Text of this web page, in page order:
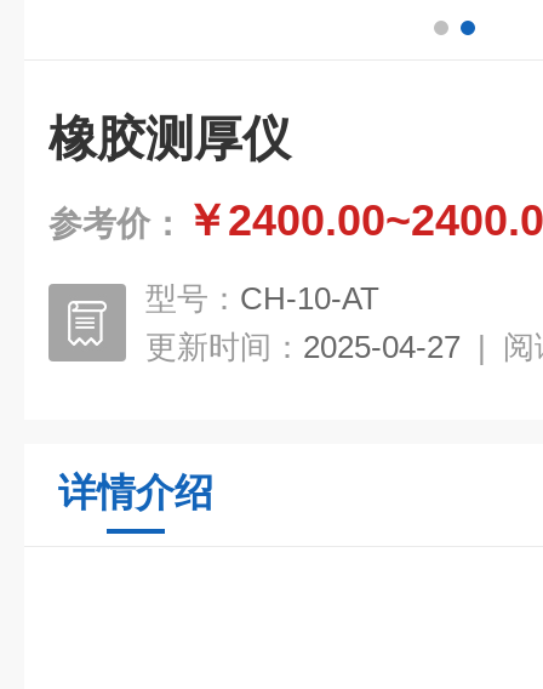
橡胶测厚仪
参考价： ￥
型号： CH-10-AT
更新时间： 2025-04-27 | 阅
详情介绍